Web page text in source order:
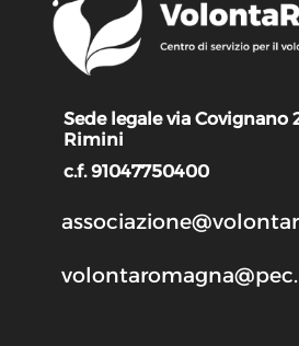
Sede legale via Covignano
Rimini
c.f. 91047750400